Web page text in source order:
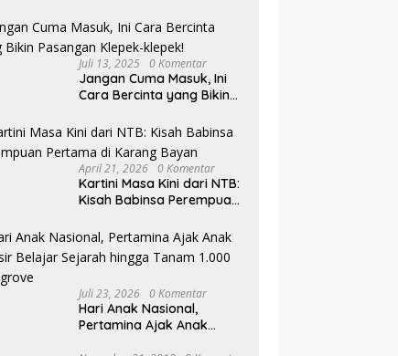
Soft Skills
Juli 13, 2025 0 Komentar
Jangan Cuma Masuk, Ini
Cara Bercinta yang Bikin
April 21, 2026 0 Komentar
Kartini Masa Kini dari NTB:
Kisah Babinsa Perempuan
Juli 23, 2026 0 Komentar
Hari Anak Nasional,
Pertamina Ajak Anak